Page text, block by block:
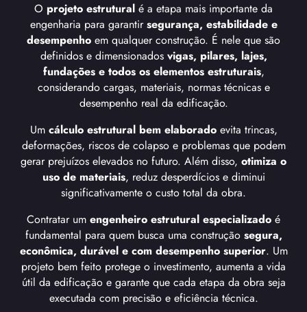
O projeto estrutural é a etapa mais importante da
engenharia para garantirsegurança, estabilidade e
desempenho em qualquer construção. É nele que são
definidos e dimensionados vigas, pilares, lajes,
fundações e todos os elementos estruturais,
considerando cargas, materiais, normas técnicas e
desempenho real da edificação.
Um cálculo estrutural bem elaboradoevita trincas,
deformações, riscos de colapso e problemas que podem
gerar prejuízos elevados no futuro. Além disso, otimiza o
uso de materiais, reduz desperdícios e diminui
significativamente o custo total da obra.
Contratar um engenheiro estrutural especializado é
fundamental para quem busca uma construção segura,
econômica, durável e com desempenho superior. Um
projeto bem feito protege o investimento, aumenta a vida
útil da edificação e garante que cada etapa da obra seja
executada com precisão e eficiência técnica.